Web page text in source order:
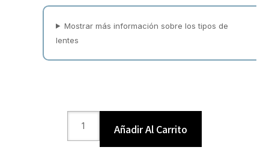
Mostrar más información sobre los tipos de
lentes
Añadir Al Carrito